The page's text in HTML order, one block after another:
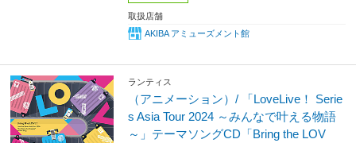
取扱店舗
AKIBA アミューズメント館
ランティス
（アニメーション）/ 「LoveLive！ Serie
s Asia Tour 2024 ～みんなで叶える物語
～」テーマソングCD「Bring the LOV